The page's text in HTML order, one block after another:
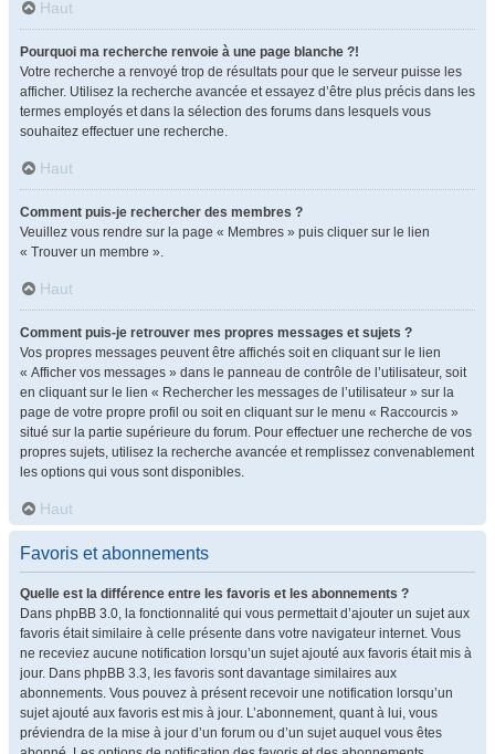
Haut
Pourquoi ma recherche renvoie à une page blanche ?!
Votre recherche a renvoyé trop de résultats pour que le serveur puisse les
afficher. Utilisez la recherche avancée et essayez d’être plus précis dans les
termes employés et dans la sélection des forums dans lesquels vous
souhaitez effectuer une recherche.
Haut
Comment puis-je rechercher des membres ?
Veuillez vous rendre sur la page « Membres » puis cliquer sur le lien
« Trouver un membre ».
Haut
Comment puis-je retrouver mes propres messages et sujets ?
Vos propres messages peuvent être affichés soit en cliquant sur le lien
« Afficher vos messages » dans le panneau de contrôle de l’utilisateur, soit
en cliquant sur le lien « Rechercher les messages de l’utilisateur » sur la
page de votre propre profil ou soit en cliquant sur le menu « Raccourcis »
situé sur la partie supérieure du forum. Pour effectuer une recherche de vos
propres sujets, utilisez la recherche avancée et remplissez convenablement
les options qui vous sont disponibles.
Haut
Favoris et abonnements
Quelle est la différence entre les favoris et les abonnements ?
Dans phpBB 3.0, la fonctionnalité qui vous permettait d’ajouter un sujet aux
favoris était similaire à celle présente dans votre navigateur internet. Vous
ne receviez aucune notification lorsqu’un sujet ajouté aux favoris était mis à
jour. Dans phpBB 3.3, les favoris sont davantage similaires aux
abonnements. Vous pouvez à présent recevoir une notification lorsqu’un
sujet ajouté aux favoris est mis à jour. L’abonnement, quant à lui, vous
préviendra de la mise à jour d’un forum ou d’un sujet auquel vous êtes